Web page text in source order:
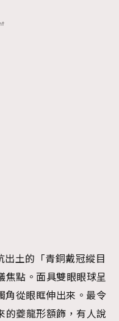
出土的「青銅戴冠縱目
焦點。面具雙眼眼球呈
角從眼眶伸出來。最令
的夔龍形額飾，有人說